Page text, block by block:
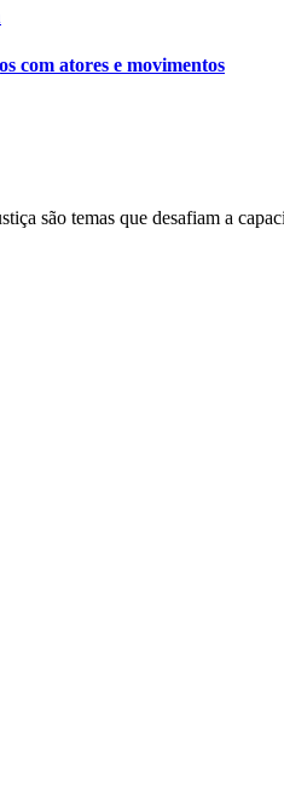
com atores e movimentos
são temas que desafiam a